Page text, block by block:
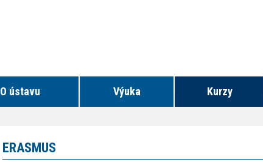
O ústavu Výuka Kurzy
ERASMUS